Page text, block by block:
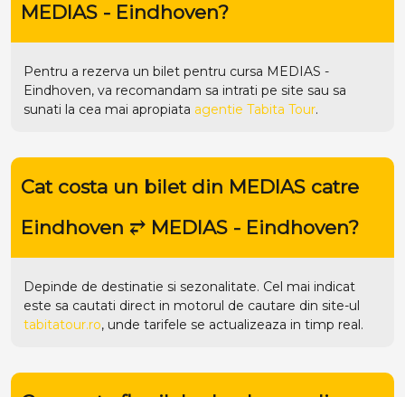
MEDIAS - Eindhoven?
Pentru a rezerva un bilet pentru cursa MEDIAS -
Eindhoven, va recomandam sa intrati pe site sau sa
sunati la cea mai apropiata agentie Tabita Tour.
Cat costa un bilet din MEDIAS catre
Eindhoven ⥂ MEDIAS - Eindhoven?
Depinde de destinatie si sezonalitate. Cel mai indicat
este sa cautati direct in motorul de cautare din site-ul
tabitatour.ro, unde tarifele se actualizeaza in timp real.